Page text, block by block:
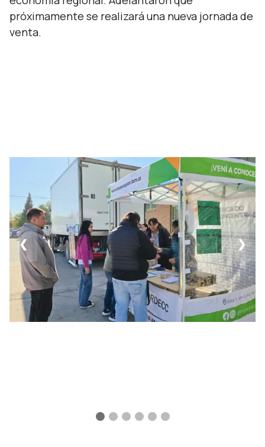
próximamente se realizará una nueva jornada de
venta.
❮ ❯